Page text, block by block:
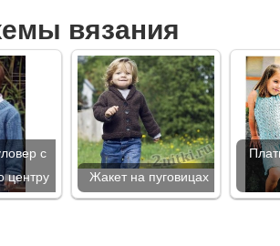
вязания
с
центру
Жакет на пуговицах